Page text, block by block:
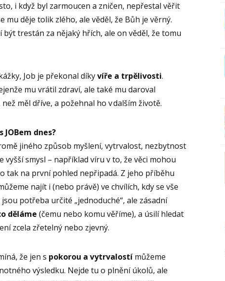
i když byl zarmoucen a zničen, nepřestal věřit
mu děje tolik zlého, ale věděl, že Bůh je věrný.
být trestán za nějaký hřích, ale on věděl, že tomu
Job je překonal díkyvíře a trpělivosti.
mu vrátil zdraví, ale také mu daroval
měl dříve, a požehnal ho v dalším životě.
JOBem dnes?
jiného způsob myšlení, vytrvalost, nezbytnost
vyšší smysl – například víru v to, že věci mohou
tak na první pohled nepřipadá. Z jeho příběhu
najít i (nebo právě) ve chvílích, kdy se vše
potřeba určité „jednoduché“, ale zásadní
děláme (čemu nebo komu věříme), a úsilí hledat
zcela zřetelný nebo zjevný.
že jen s pokorou a vytrvalostí můžeme
výsledku. Nejde tu o plnění úkolů, ale